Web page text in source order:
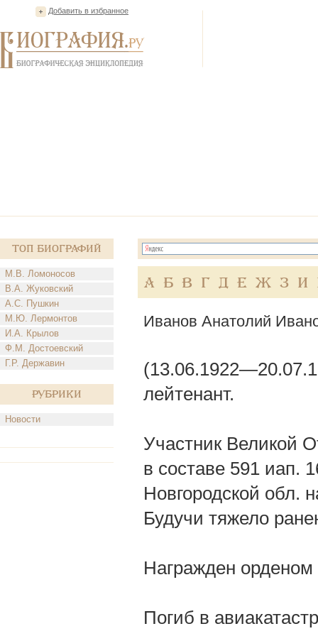
Добавить в избранное
Топ Биографий
М.В. Ломоносов
В.А. Жуковский
А.С. Пушкин
М.Ю. Лермонтов
И.А. Крылов
Ф.М. Достоевский
Г.Р. Державин
Рубрики
Новости
А Б В Г Д Е Ж З И
Иванов Анатолий
лейтенант.
Участник Великой
в составе 591 иап.
Новгородской обл.
Будучи тяжело
Награжден
Погиб в